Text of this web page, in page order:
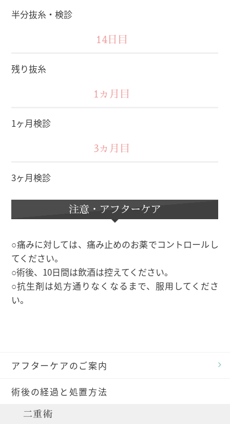
半分抜糸・検診
14日目
残り抜糸
1ヵ月目
1ヶ月検診
3ヵ月目
3ヶ月検診
注意・アフターケア
○痛みに対しては、痛み止めのお薬でコントロールし
てください。
○術後、10日間は飲酒は控えてください。
○抗生剤は処方通りなくなるまで、服用してくださ
い。
アフターケアのご案内
術後の経過と処置方法
二重術